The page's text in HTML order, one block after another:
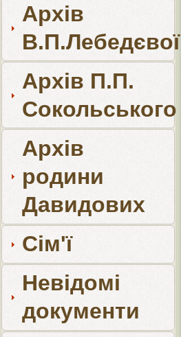
Архів
В.П.Лебедєвої
Архів П.П.
Сокольського
Архів
родини
Давидових
Сім'ї
Невідомі
документи